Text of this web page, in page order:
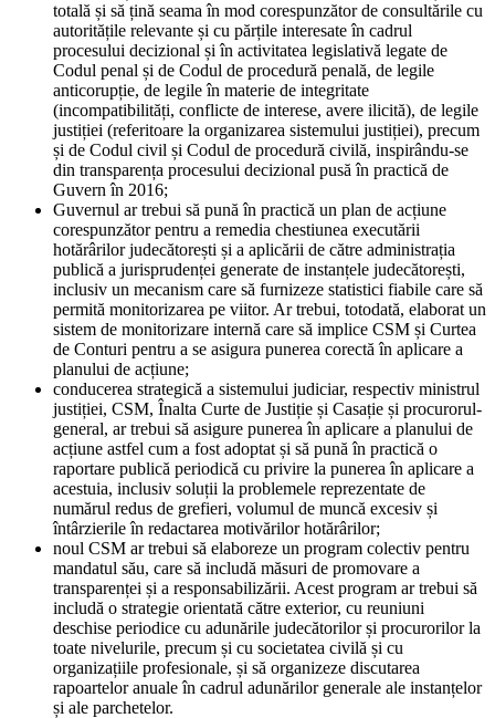
totală și să țină seama în mod corespunzător de consultările cu
autoritățile relevante și cu părțile interesate în cadrul
procesului decizional și în activitatea legislativă legate de
Codul penal și de Codul de procedură penală, de legile
anticorupție, de legile în materie de integritate
(incompatibilități, conflicte de interese, avere ilicită), de legile
justiției (referitoare la organizarea sistemului justiției), precum
și de Codul civil și Codul de procedură civilă, inspirându-se
din transparența procesului decizional pusă în practică de
Guvern în 2016;
Guvernul ar trebui să pună în practică un plan de acțiune
corespunzător pentru a remedia chestiunea executării
hotărârilor judecătorești și a aplicării de către administrația
publică a jurisprudenței generate de instanțele judecătorești,
inclusiv un mecanism care să furnizeze statistici fiabile care să
permită monitorizarea pe viitor. Ar trebui, totodată, elaborat un
sistem de monitorizare internă care să implice CSM și Curtea
de Conturi pentru a se asigura punerea corectă în aplicare a
planului de acțiune;
conducerea strategică a sistemului judiciar, respectiv ministrul
justiției, CSM, Înalta Curte de Justiție și Casație și procurorul-
general, ar trebui să asigure punerea în aplicare a planului de
acțiune astfel cum a fost adoptat și să pună în practică o
raportare publică periodică cu privire la punerea în aplicare a
acestuia, inclusiv soluții la problemele reprezentate de
numărul redus de grefieri, volumul de muncă excesiv și
întârzierile în redactarea motivărilor hotărârilor;
noul CSM ar trebui să elaboreze un program colectiv pentru
mandatul său, care să includă măsuri de promovare a
transparenței și a responsabilizării. Acest program ar trebui să
includă o strategie orientată către exterior, cu reuniuni
deschise periodice cu adunările judecătorilor și procurorilor la
toate nivelurile, precum și cu societatea civilă și cu
organizațiile profesionale, și să organizeze discutarea
rapoartelor anuale în cadrul adunărilor generale ale instanțelor
și ale parchetelor.